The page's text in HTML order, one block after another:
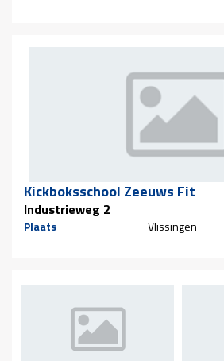
Kickboksschool Zeeuws Fit
Industrieweg 2
Plaats Vlissingen